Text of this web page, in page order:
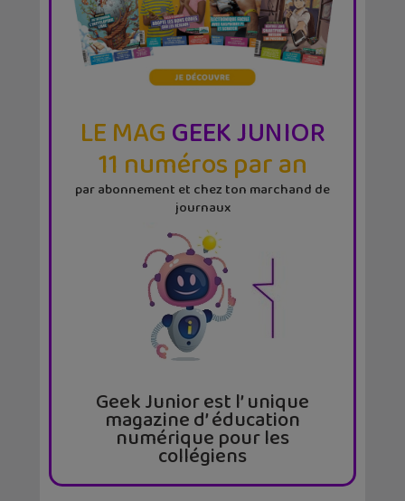
LE MAGGEEK JUNIOR
11 numéros par an
par abonnement et chez ton marchand de
journaux
Geek Junior est l’ unique
magazine d’ éducation
numérique pour les
collégiens